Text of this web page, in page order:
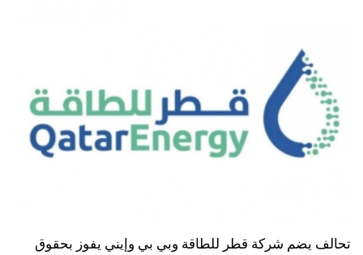
تحالف يضم شركة قطر للطاقة وبي بي وإيني يفوز بحقوق